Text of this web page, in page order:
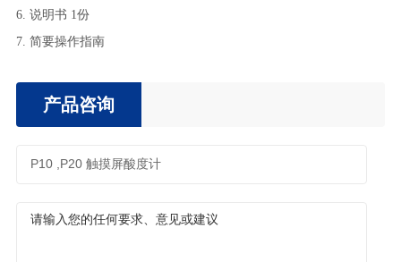
6. 说明书 1份
7. 简要操作指南
产品咨询